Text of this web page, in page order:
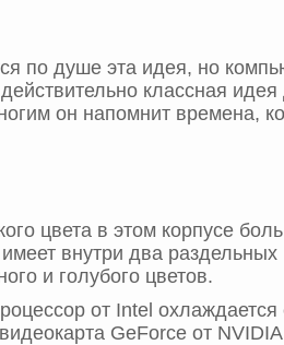
по душе эта идея, но
классная
он напомнит времена,
цвета в этом корпусе
внутри два раздельных
и голубого цветов.
от Intel
GeForce от